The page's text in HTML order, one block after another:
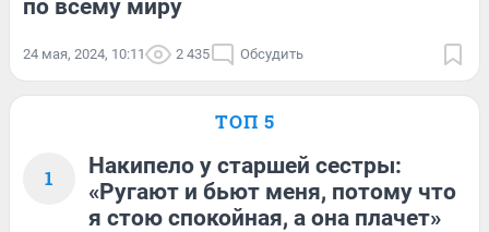
по всему миру
24 мая, 2024, 10:11 2 435 Обсудить
ТОП 5
1
Накипело у старшей сестры:
«Ругают и бьют меня, потому что
я стою спокойная, а она плачет»